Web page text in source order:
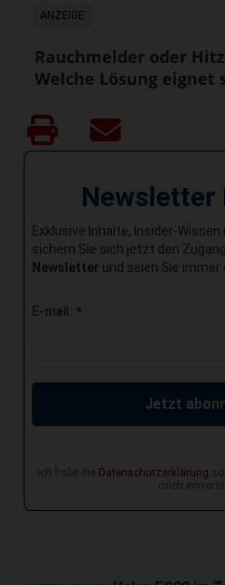
ANZEIGE
Rauchmelder oder
Welche Lösung eignet
Newsletter
Exklusive Inhalte, Insider-
sichern Sie sich jetzt den
Newsletter und seien Sie
E-mail: *
Jetzt
Ich habe die Datenschutzerklärung
mich